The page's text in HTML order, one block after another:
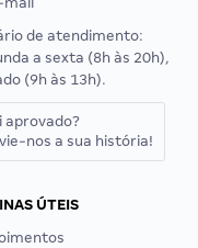
de atendimento:
a sexta (8h às 20h),
(9h às 13h).
aprovado?
nos a sua história!
ÚTEIS